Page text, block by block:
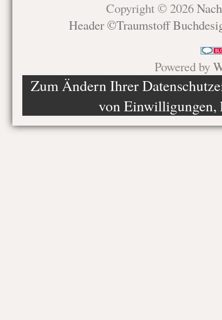
Copyright © 2026
Header ©Traumstoff
Powered by
Zum Ändern Ihrer
von